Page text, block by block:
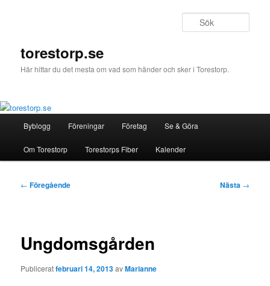
torestorp.se
Här hittar du det mesta om vad som händer och sker i Torestorp.
Byblogg Föreningar Företag Se & Göra
Om Torestorp Torestorps Fiber Kalender
Inläggsnavigering
← Föregående Nästa →
Ungdomsgården
Publiceratfebruari 14, 2013avMarianne